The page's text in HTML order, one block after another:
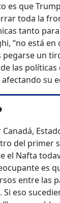
es que
toda la
tanto
“no está
un
las
su
del primer
el Nafta
es
entre las
eso